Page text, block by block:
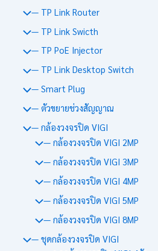
— TP Link Router
— TP Link Swicth
— TP PoE Injector
— TP Link Desktop Switch
— Smart Plug
— ตัวขยายช่วงสัญญาณ
— กล้องวงจรปิด VIGI
— กล้องวงจรปิด VIGI 2MP
— กล้องวงจรปิด VIGI 3MP
— กล้องวงจรปิด VIGI 4MP
— กล้องวงจรปิด VIGI 5MP
— กล้องวงจรปิด VIGI 8MP
— ชุดกล้องวงจรปิด VIGI